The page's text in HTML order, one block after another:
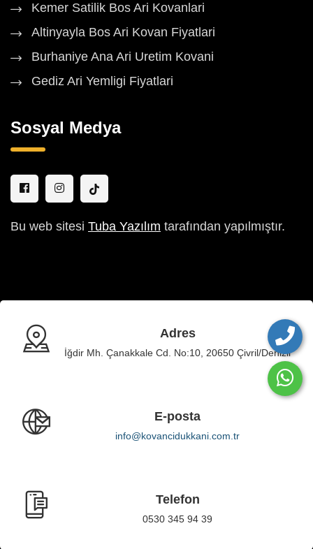
Kemer Satilik Bos Ari Kovanlari
Altinyayla Bos Ari Kovan Fiyatlari
Burhaniye Ana Ari Uretim Kovani
Gediz Ari Yemligi Fiyatlari
Sosyal Medya
Bu web sitesi Tuba Yazılım tarafından yapılmıştır.
Adres
İğdir Mh. Çanakkale Cd. No:10, 20650 Çivril/Denizli
E-posta
info@kovancidukkani.com.tr
Telefon
0530 345 94 39